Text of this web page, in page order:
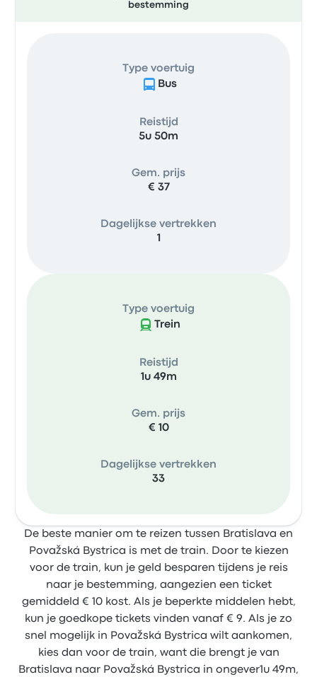
bestemming
Type voertuig
Bus
Reistijd
5u 50m
Gem. prijs
€ 37
Dagelijkse vertrekken
1
Type voertuig
Trein
Reistijd
1u 49m
Gem. prijs
€ 10
Dagelijkse vertrekken
33
De beste manier om te reizen tussen Bratislava en
Považská Bystrica is met de train. Door te kiezen
voor de train, kun je geld besparen tijdens je reis
naar je bestemming, aangezien een ticket
gemiddeld € 10 kost. Als je beperkte middelen hebt,
kun je goedkope tickets vinden vanaf € 9. Als je zo
snel mogelijk in Považská Bystrica wilt aankomen,
kies dan voor de train, want die brengt je van
Bratislava naar Považská Bystrica in ongever1u 49m,